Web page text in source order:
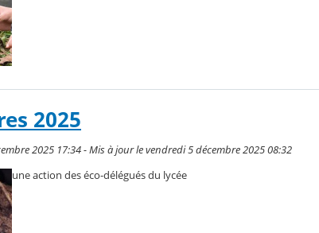
2025
2025 17:34 - Mis à jour le vendredi 5 décembre 2025 08:32
une action des éco-délégués du lycée